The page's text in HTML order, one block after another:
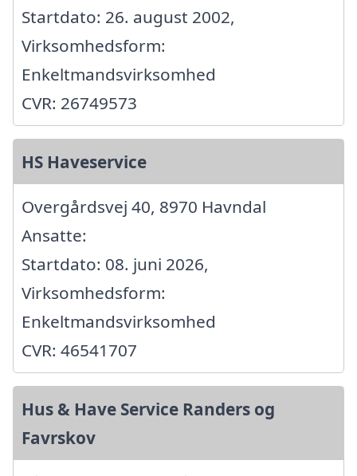
Startdato: 26. august 2002,
Virksomhedsform:
Enkeltmandsvirksomhed
CVR: 26749573
HS Haveservice
Overgårdsvej 40, 8970 Havndal
Ansatte:
Startdato: 08. juni 2026,
Virksomhedsform:
Enkeltmandsvirksomhed
CVR: 46541707
Hus & Have Service Randers og
Favrskov